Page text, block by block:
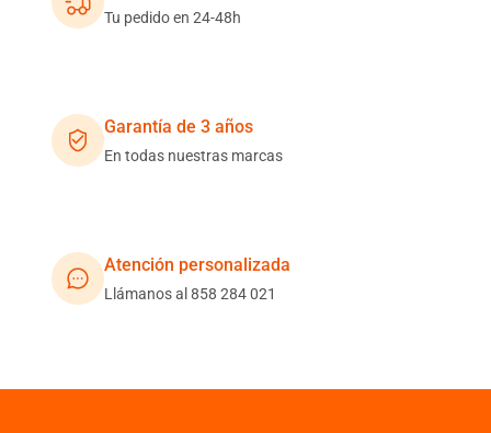
Tu pedido en 24-48h
Garantía de 3 años
En todas nuestras marcas
Atención personalizada
Llámanos al 858 284 021